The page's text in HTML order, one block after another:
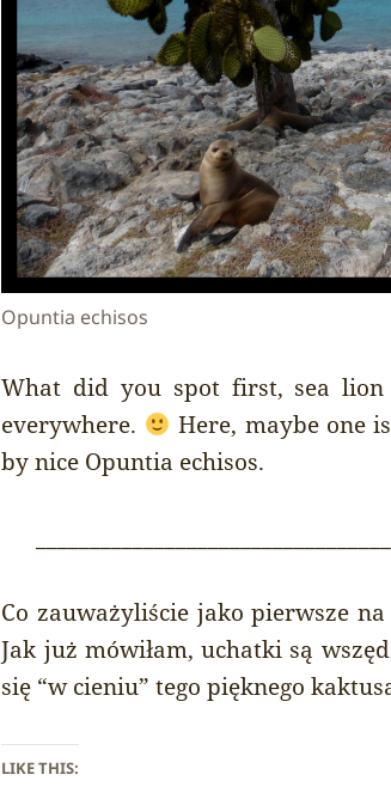
Opuntia echisos
What did you spot first, sea lion
everywhere.
Here, maybe one
by nice Opuntia echisos.
Co zauważyliście jako pierwsze
Jak już mówiłam, uchatki są
się “w cieniu” tego pięknego
LIKE THIS: